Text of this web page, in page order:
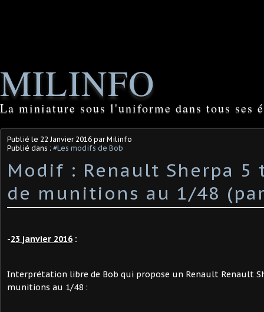
MILINFO
La miniature sous l'uniforme dans tous ses
Publié le 22 Janvier 2016 par Milinfo
Publié dans : #Les modifs de Bob
Modif : Renault Sherpa 5
de munitions au 1/48
-23 janvier 2016 :
Interprétation libre de Bob qui propose un Renault Renault
munitions au 1/48 :